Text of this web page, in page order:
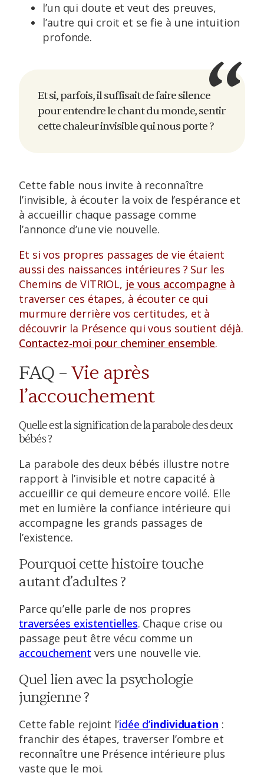
l’un qui doute et veut des preuves,
l’autre qui croit et se fie à une intuition
profonde.
Et si, parfois, il suffisait de faire silence
pour entendre le chant du monde, sentir
cette chaleur invisible qui nous porte ?
Cette fable nous invite à reconnaître
l’invisible, à écouter la voix de l’espérance et
à accueillir chaque passage comme
l’annonce d’une vie nouvelle.
Et si vos propres passages de vie étaient
aussi des naissances intérieures ? Sur les
Chemins de VITRIOL, je vous accompagne à
traverser ces étapes, à écouter ce qui
murmure derrière vos certitudes, et à
découvrir la Présence qui vous soutient déjà.
Contactez-moi pour cheminer ensemble.
FAQ –Vie après
l’accouchement
Quelle est la signification de la parabole des deux
bébés ?
La parabole des deux bébés illustre notre
rapport à l’invisible et notre capacité à
accueillir ce qui demeure encore voilé. Elle
met en lumière la confiance intérieure qui
accompagne les grands passages de
l’existence.
Pourquoi cette histoire touche
autant d’adultes ?
Parce qu’elle parle de nos propres
traversées existentielles. Chaque crise ou
passage peut être vécu comme un
accouchement vers une nouvelle vie.
Quel lien avec la psychologie
jungienne ?
Cette fable rejoint l’idée d’individuation :
franchir des étapes, traverser l’ombre et
reconnaître une Présence intérieure plus
vaste que le moi.